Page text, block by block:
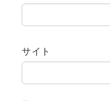
サイト